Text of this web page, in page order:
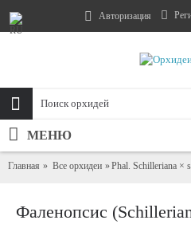
Авторизация
МЕНЮ
Главная Все орхидеи Phal. Schilleriana ×
Фаленопсис